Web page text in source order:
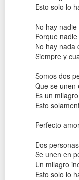
Esto solo lo
No hay
Porque
No hay nada
Siempre y
Somos dos
Que se unen
Es un
Esto
Perfecto
Dos
Se unen en
Un milagro
Esto solo lo